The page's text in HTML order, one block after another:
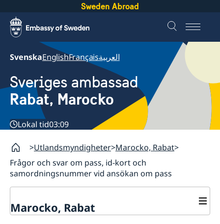
Sweden Abroad
SvenskaEnglishFrançaisالعربية
Sveriges ambassad
Rabat, Marocko
Lokal tid03:09
Utlandsmyndigheter Marocko, Rabat
Frågor och svar om pass, id-kort och
samordningsnummer vid ansökan om pass
Marocko, Rabat